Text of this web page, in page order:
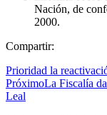
Nación, de
2000.
Compartir:
Prioridad la
PróximoLa Fiscalía
Leal